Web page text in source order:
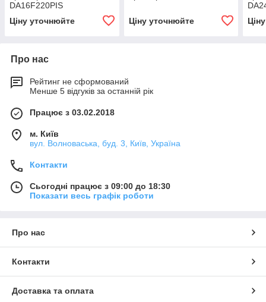
DA16F220PIS
Ціну уточнюйте
Ціну уточнюйте
Про нас
Рейтинг не сформований
Менше 5 відгуків за останній рік
Працює з 03.02.2018
м. Київ
вул. Волноваська, буд. 3, Київ, Україна
Контакти
Сьогодні працює з 09:00 до 18:30
Показати весь графік роботи
Про нас
Контакти
Доставка та оплата